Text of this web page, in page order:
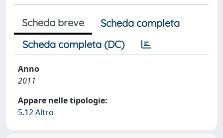
Scheda breve
Scheda completa
Scheda completa (DC)
Anno
2011
Appare nelle tipologie:
5.12 Altro